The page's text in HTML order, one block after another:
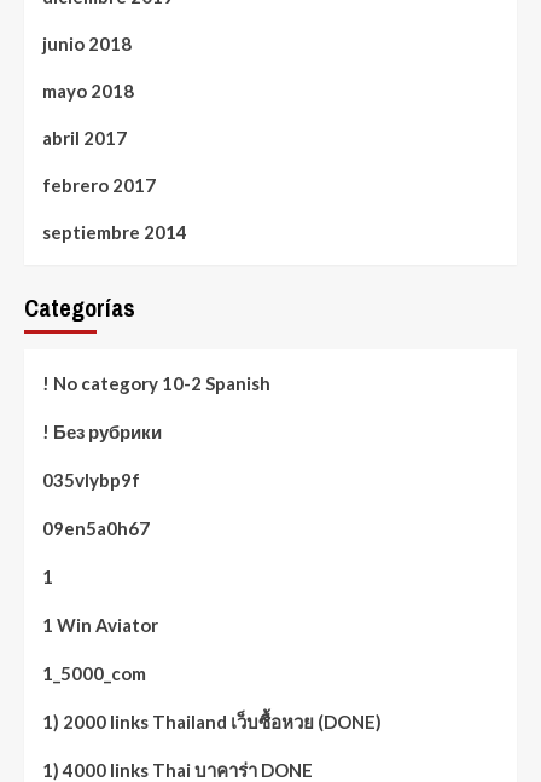
junio 2018
mayo 2018
abril 2017
febrero 2017
septiembre 2014
Categorías
! No category 10-2 Spanish
! Без рубрики
035vlybp9f
09en5a0h67
1
1 Win Aviator
1_5000_com
1) 2000 links Thailand เว็บซื้อหวย (DONE)
1) 4000 links Thai บาคาร่า DONE